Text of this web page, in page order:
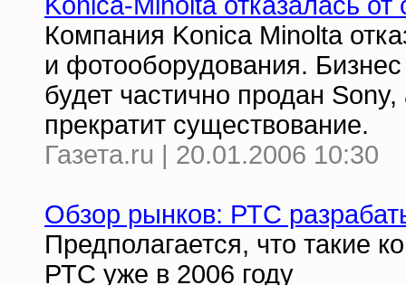
Компания Konica Minolta
и фотооборудования.
будет частично продан
прекратит существование.
Газета.ru | 20.01.2006 10:30
Обзор рынков: РТС
Предполагается, что такие
РТС уже в 2006 году